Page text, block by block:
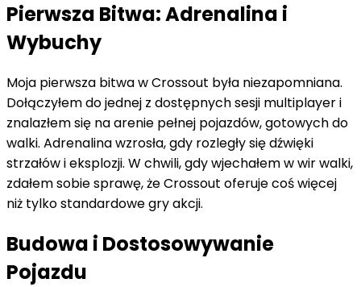
Pierwsza Bitwa: Adrenalina i
Wybuchy
Moja pierwsza bitwa w Crossout była niezapomniana.
Dołączyłem do jednej z dostępnych sesji multiplayer i
znalazłem się na arenie pełnej pojazdów, gotowych do
walki. Adrenalina wzrosła, gdy rozległy się dźwięki
strzałów i eksplozji. W chwili, gdy wjechałem w wir walki,
zdałem sobie sprawę, że Crossout oferuje coś więcej
niż tylko standardowe gry akcji.
Budowa i Dostosowywanie
Pojazdu